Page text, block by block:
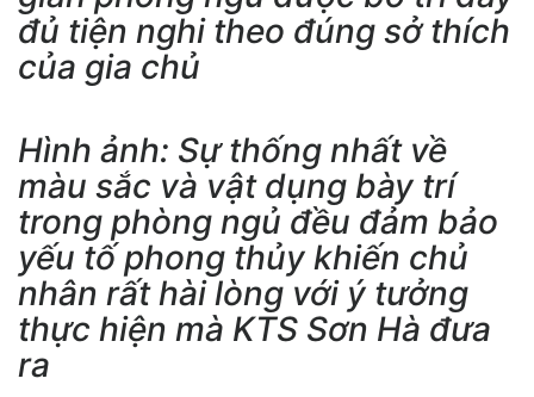
đủ tiện nghi theo đúng sở thích
của gia chủ
Hình ảnh: Sự thống nhất về
màu sắc và vật dụng bày trí
trong phòng ngủ đều đảm bảo
yếu tố phong thủy khiến chủ
nhân rất hài lòng với ý tưởng
thực hiện mà KTS Sơn Hà đưa
ra